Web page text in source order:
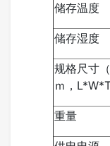
储存温度
储存湿度
规格尺寸
ｍ，
重量